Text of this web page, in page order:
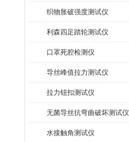
织物胀破强度测试仪
利森四足踏轮测试仪
口罩死腔检测仪
导丝峰值拉力测试仪
拉力钮扣测试仪
无菌导丝抗弯曲破坏测试仪
水接触角测试仪